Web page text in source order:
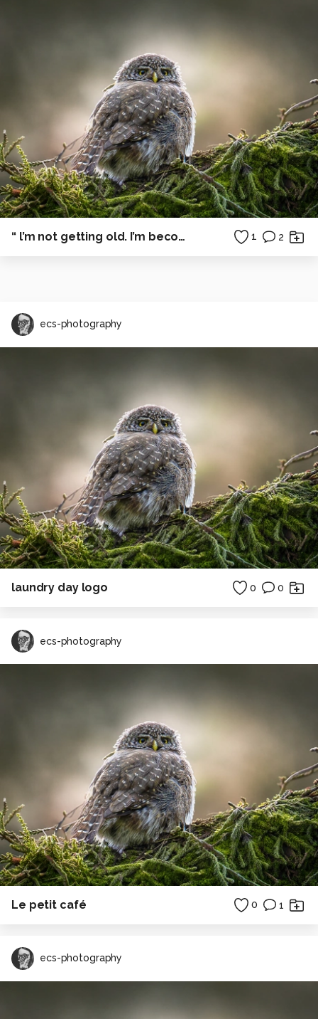
“ l’m not getting old. I’m becoming a Classic “ 1 2
ecs-photography
laundry day logo 0 0
ecs-photography
Le petit café 0 1
ecs-photography